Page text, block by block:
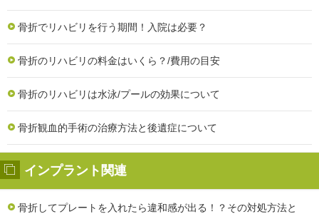
骨折でリハビリを行う期間！入院は必要？
骨折のリハビリの料金はいくら？/費用の目安
骨折のリハビリは水泳/プールの効果について
骨折観血的手術の治療方法と後遺症について
インプラント関連
骨折してプレートを入れたら違和感が出る！？その対処方法と